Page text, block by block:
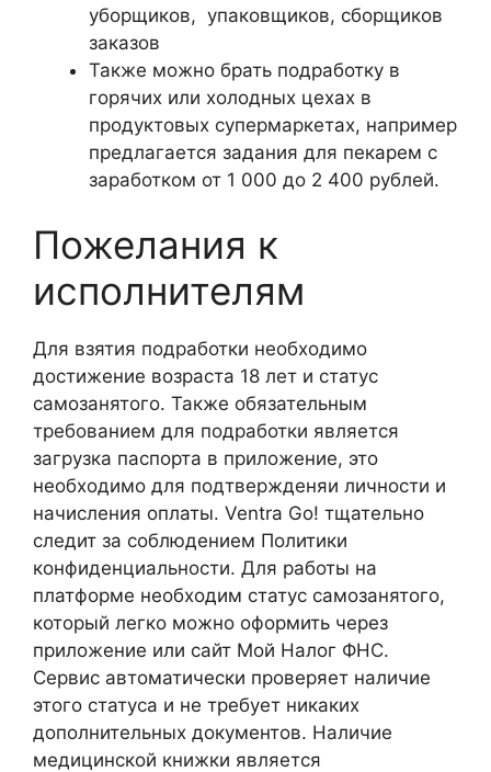
уборщиков, упаковщиков, сборщиков
заказов
Также можно брать подработку в
горячих или холодных цехах в
продуктовых супермаркетах, например
предлагается задания для пекарем с
заработком от 1 000 до 2 400 рублей.
Пожелания к
исполнителям
Для взятия подработки необходимо
достижение возраста 18 лет и статус
самозанятого. Также обязательным
требованием для подработки является
загрузка паспорта в приложение, это
необходимо для подтвержденяи личности и
начисления оплаты. Ventra Go! тщательно
следит за соблюдением Политики
конфиденциальности. Для работы на
платформе необходим статус самозанятого,
который легко можно оформить через
приложение или сайт Мой Налог ФНС.
Сервис автоматически проверяет наличие
этого статуса и не требует никаких
дополнительных документов. Наличие
медицинской книжки является